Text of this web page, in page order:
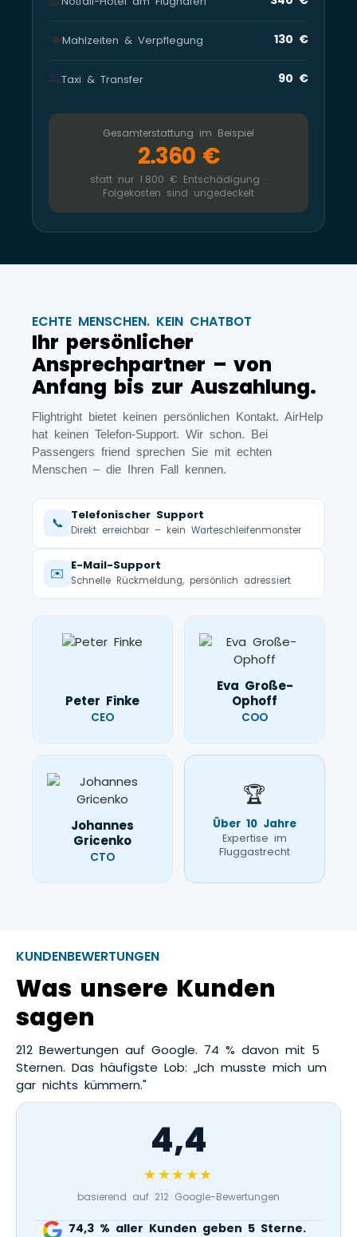
🍽️Mahlzeiten & Verpflegung 130 €
🚕Taxi & Transfer 90 €
Gesamterstattung im Beispiel
2.360 €
statt nur 1.800 € Entschädigung ·
Folgekosten sind ungedeckelt
ECHTE MENSCHEN. KEIN CHATBOT
Ihr persönlicher
Ansprechpartner – von
Anfang bis zur Auszahlung.
Flightright bietet keinen persönlichen Kontakt. AirHelp
hat keinen Telefon-Support. Wir schon. Bei
Passengers friend sprechen Sie mit echten
Menschen – die Ihren Fall kennen.
📞 Telefonischer Support
Direkt erreichbar – kein Warteschleifenmonster
✉️ E-Mail-Support
Schnelle Rückmeldung, persönlich adressiert
Peter Finke
CEO
Eva Große-
Ophoff
COO
Johannes
Gricenko
CTO
🏆
Über 10 Jahre
Expertise im
Fluggastrecht
KUNDENBEWERTUNGEN
Was unsere Kunden
sagen
212 Bewertungen auf Google. 74 % davon mit 5
Sternen. Das häufigste Lob: „Ich musste mich um
gar nichts kümmern."
4,4
★★★★★
basierend auf 212 Google-Bewertungen
74,3 % aller Kunden geben 5 Sterne.